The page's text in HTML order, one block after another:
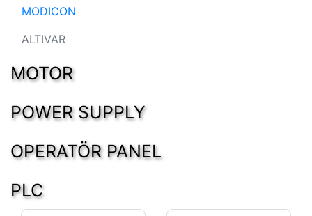
MODICON
ALTIVAR
MOTOR
POWER SUPPLY
OPERATÖR PANEL
PLC